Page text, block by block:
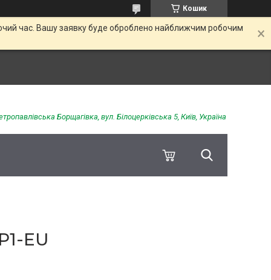
Кошик
час. Вашу заявку буде оброблено найближчим робочим
Борщагівка, вул. Білоцерківська 5, Київ, Україна
EU